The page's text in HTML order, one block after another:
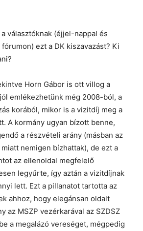
választóknak (éjjel-nappal és
ezt a DK kiszavazást? Ki
Horn Gábor is ott villog a
emlékezhetünk még 2008-ból, a
korából, mikor is a vizitdíj meg a
A kormány ugyan bízott benne,
a részvételi arány (másban az
nemigen bízhattak), de ezt a
az ellenoldal megfelelő
legyűrte, így aztán a vizitdíjnak
lett. Ezt a pillanatot tartotta az
ahhoz, hogy elegánsan oldalt
az MSZP vezérkarával az SZDSZ
a megalázó vereséget, mégpedig